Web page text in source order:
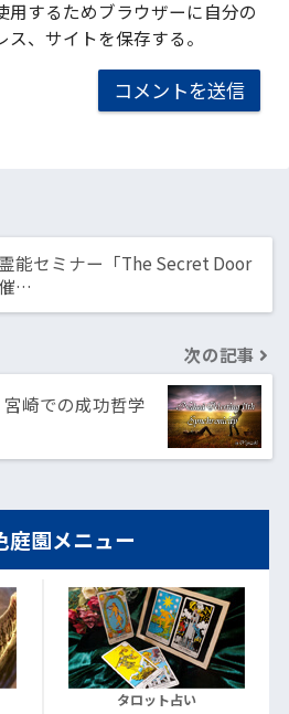
用するためブラウザーに自分の
、サイトを保存する。
能セミナー「The Secret Door
…
次の記事
崎での成功哲学
庭園メニュー
タロット占い